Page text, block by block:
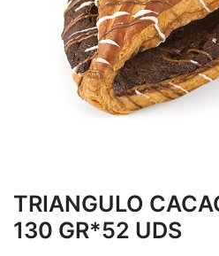
TRIANGULO
130 GR*52 UDS